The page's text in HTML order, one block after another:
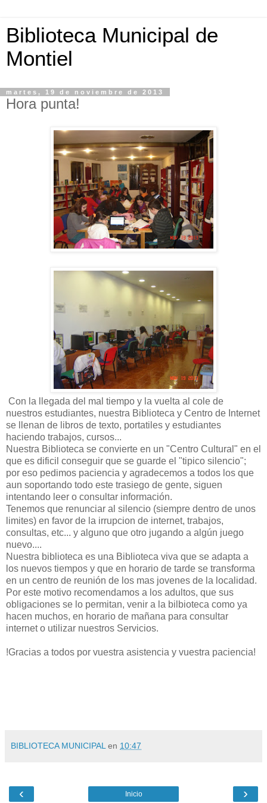
Biblioteca Municipal de
Montiel
martes, 19 de noviembre de 2013
Hora punta!
Con la llegada del mal tiempo y la vuelta al cole de
nuestros estudiantes, nuestra Biblioteca y Centro de Internet
se llenan de libros de texto, portatiles y estudiantes
haciendo trabajos, cursos...
Nuestra Biblioteca se convierte en un "Centro Cultural" en el
que es dificil conseguir que se guarde el "tipico silencio";
por eso pedimos paciencia y agradecemos a todos los que
aun soportando todo este trasiego de gente, siguen
intentando leer o consultar información.
Tenemos que renunciar al silencio (siempre dentro de unos
limites) en favor de la irrupcion de internet, trabajos,
consultas, etc... y alguno que otro jugando a algún juego
nuevo....
Nuestra biblioteca es una Biblioteca viva que se adapta a
los nuevos tiempos y que en horario de tarde se transforma
en un centro de reunión de los mas jovenes de la localidad.
Por este motivo recomendamos a los adultos, que sus
obligaciones se lo permitan, venir a la bilbioteca como ya
hacen muchos, en horario de mañana para consultar
internet o utilizar nuestros Servicios.
!Gracias a todos por vuestra asistencia y vuestra paciencia!
BIBLIOTECA MUNICIPAL en 10:47
‹ ›
Inicio